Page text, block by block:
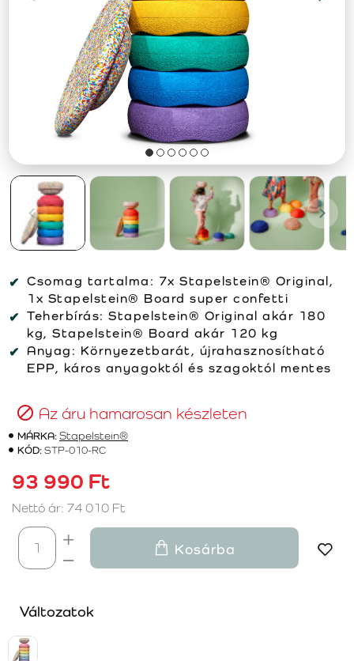
Csomag tartalma: 7x Stapelstein® Original,
1x Stapelstein® Board super confetti
Teherbírás: Stapelstein® Original akár 180
kg, Stapelstein® Board akár 120 kg
Anyag: Környezetbarát, újrahasznosítható
EPP, káros anyagoktól és szagoktól mentes
Az áru hamarosan készleten
MÁRKA:Stapelstein®
KÓD:STP-010-RC
93 990 Ft
Nettó ár: 74 010 Ft
Kosárba
Változatok